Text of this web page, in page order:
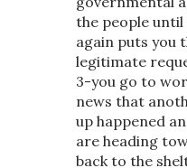
the people until
again puts you
legitimate
3-you go to
news that
up happened
are heading
back to the